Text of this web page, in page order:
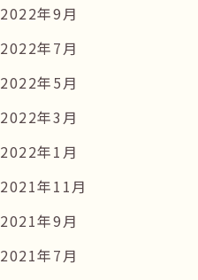
2022年9月
2022年7月
2022年5月
2022年3月
2022年1月
2021年11月
2021年9月
2021年7月